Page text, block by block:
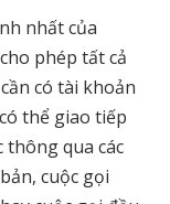
nhất của
phép tất cả
có tài khoản
thể giao tiếp
qua các
cuộc gọi